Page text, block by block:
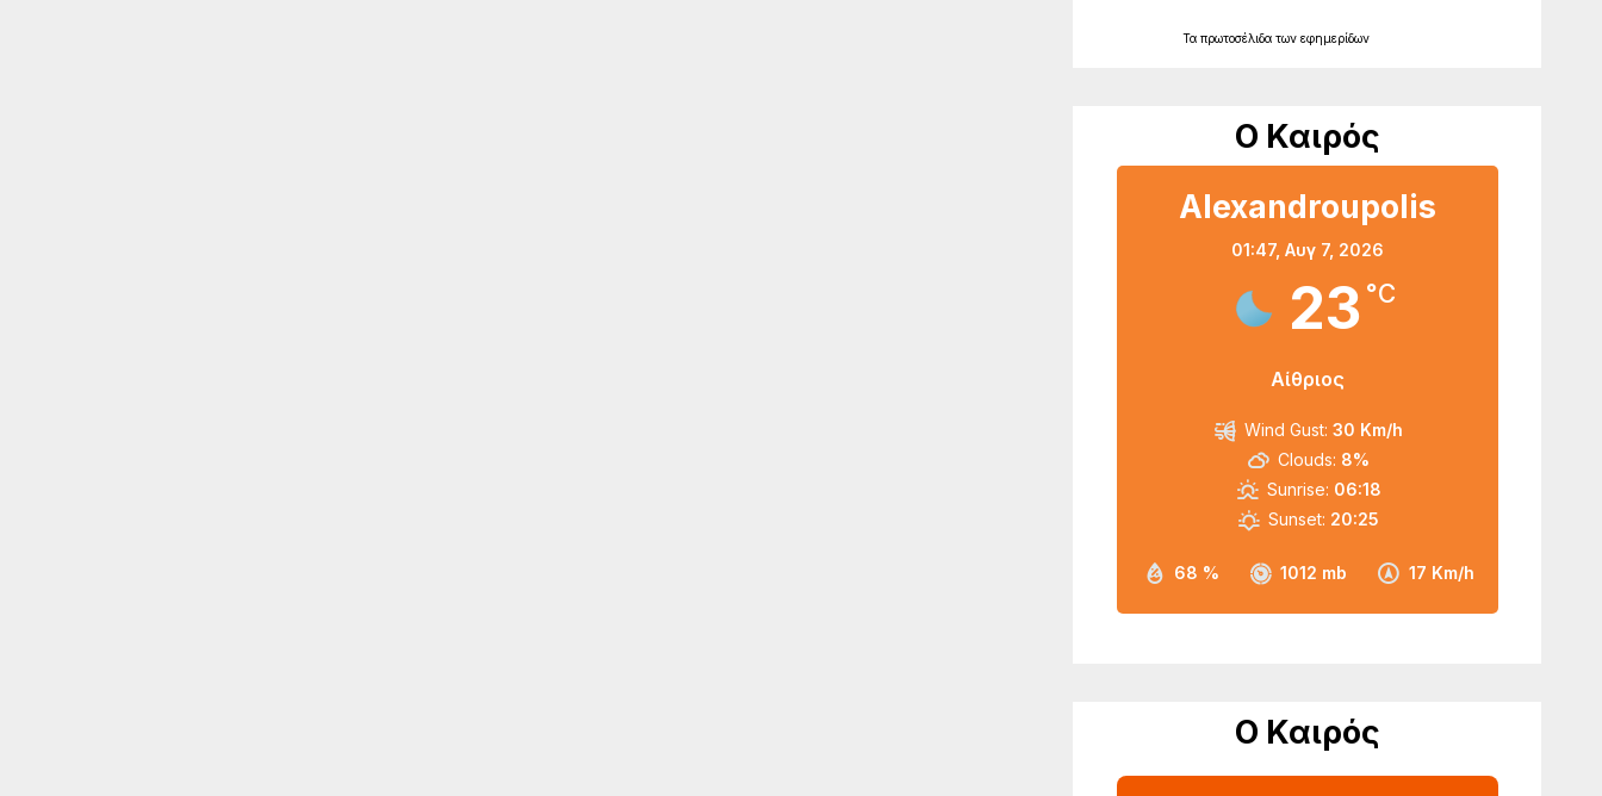
Τα πρωτοσέλιδα των εφημερίδων
Ο Καιρός
Alexandroupolis
01:47, Αυγ 7, 2026
23 °C
Αίθριος
68 % 1012 mb 17 Km/h
Wind Gust: 30 Km/h
Clouds: 8%
Sunrise: 06:18
Sunset: 20:25
Ο Καιρός